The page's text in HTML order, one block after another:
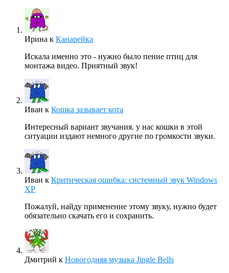
Ирина к Канарейка
Искала именно это - нужно было пение птиц для
монтажа видео. Приятный звук!
Иван к Кошка зазывает кота
Интересный вариант звучания. у нас кошки в этой
ситуации издают немного другие по громкости звуки.
Иван к Критическая ошибка: системный звук Windows
XP
Пожалуй, найду применение этому звуку, нужно будет
обязательно скачать его и сохранить.
Дмитрий к Новогодняя музыка Jingle Bells